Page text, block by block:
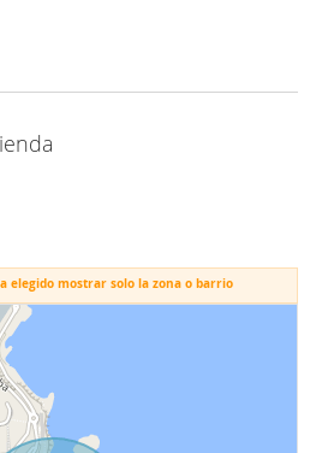
elegido mostrar solo la zona o barrio